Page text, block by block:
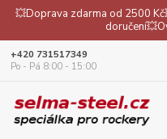
💥Doprava zdarma od 2500
+420 731517349
Po - Pá 8:00 - 15:00